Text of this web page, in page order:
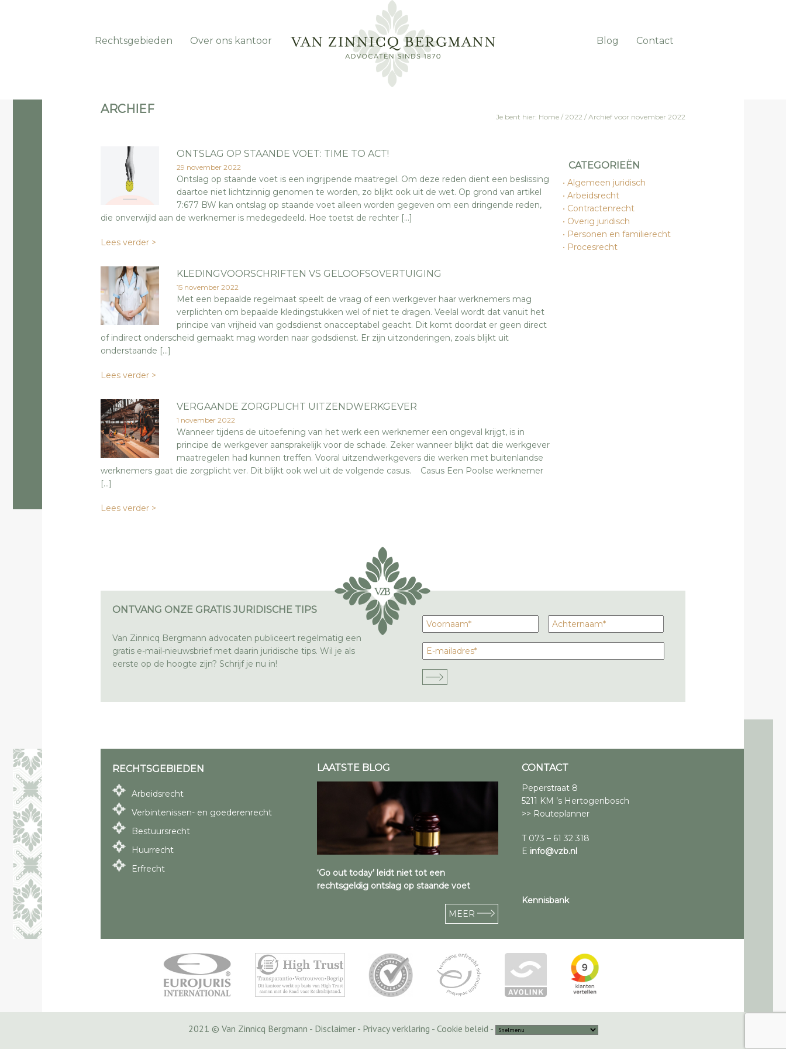
Rechtsgebieden Over ons kantoor Blog Contact
ARCHIEF
Je bent hier: Home / 2022 / Archief voor november 2022
ONTSLAG OP STAANDE VOET: TIME TO ACT!
29 november 2022
Ontslag op staande voet is een ingrijpende maatregel. Om deze reden dient een beslissing
daartoe niet lichtzinnig genomen te worden, zo blijkt ook uit de wet. Op grond van artikel
7:677 BW kan ontslag op staande voet alleen worden gegeven om een dringende reden,
die onverwijld aan de werknemer is medegedeeld. Hoe toetst de rechter […]
Lees verder >
KLEDINGVOORSCHRIFTEN VS GELOOFSOVERTUIGING
15 november 2022
Met een bepaalde regelmaat speelt de vraag of een werkgever haar werknemers mag
verplichten om bepaalde kledingstukken wel of niet te dragen. Veelal wordt dat vanuit het
principe van vrijheid van godsdienst onacceptabel geacht. Dit komt doordat er geen direct
of indirect onderscheid gemaakt mag worden naar godsdienst. Er zijn uitzonderingen, zoals blijkt uit
onderstaande […]
Lees verder >
VERGAANDE ZORGPLICHT UITZENDWERKGEVER
1 november 2022
Wanneer tijdens de uitoefening van het werk een werknemer een ongeval krijgt, is in
principe de werkgever aansprakelijk voor de schade. Zeker wanneer blijkt dat die werkgever
maatregelen had kunnen treffen. Vooral uitzendwerkgevers die werken met buitenlandse
werknemers gaat die zorgplicht ver. Dit blijkt ook wel uit de volgende casus. Casus Een Poolse werknemer
[…]
Lees verder >
CATEGORIEËN
Algemeen juridisch
Arbeidsrecht
Contractenrecht
Overig juridisch
Personen en familierecht
Procesrecht
ONTVANG ONZE GRATIS JURIDISCHE TIPS
Van Zinnicq Bergmann advocaten publiceert regelmatig een
gratis e-mail-nieuwsbrief met daarin juridische tips. Wil je als
eerste op de hoogte zijn? Schrijf je nu in!
RECHTSGEBIEDEN
Arbeidsrecht
Verbintenissen- en goederenrecht
Bestuursrecht
Huurrecht
Erfrecht
LAATSTE BLOG
‘Go out today’ leidt niet tot een
rechtsgeldig ontslag op staande voet
MEER
CONTACT
Peperstraat 8
5211 KM ’s Hertogenbosch
>> Routeplanner
T 073 – 61 32 318
E info@vzb.nl
Kennisbank
2021 © Van Zinnicq Bergmann - Disclaimer- Privacy verklaring - Cookie beleid -